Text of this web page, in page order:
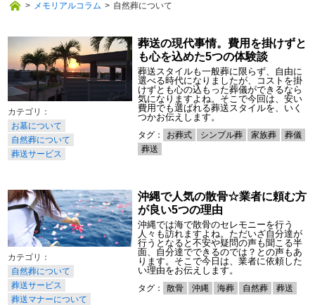
> メモリアルコラム > 自然葬について
お墓について
自然葬について
葬送サービス
葬送の現代事情。費用を掛けずと
も心を込めた5つの体験談
葬送スタイルも一般葬に限らず、自由に
選べる時代になりましたが、コストを掛
けずとも心の込もった葬儀ができるなら
気になりますよね。そこで今回は、安い
費用でも選ばれる葬送スタイルを、いく
つかお伝えします。
タグ： お葬式 シンプル葬 家族葬
葬儀
葬送
自然葬について
葬送サービス
葬送マナーについて
沖縄で人気の散骨☆業者に頼む方
が良い5つの理由
沖縄では海で散骨のセレモニーを行う
人々も訪れますよね。ただいざ自分達が
行うとなると不安や疑問の声も聞こる半
面、自分達でできるのでは？との声もあ
ります。そこで今日は、業者に依頼した
い理由をお伝えします。
タグ： 散骨 沖縄 海葬 自然葬 葬送